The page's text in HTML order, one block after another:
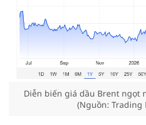
Diễn biến giá dầu Brent ngọt
(Nguồn: Trading